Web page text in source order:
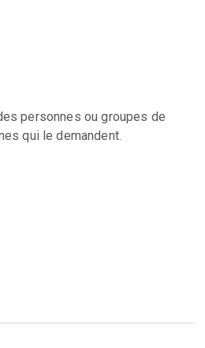
personnes ou groupes de
qui le demandent.